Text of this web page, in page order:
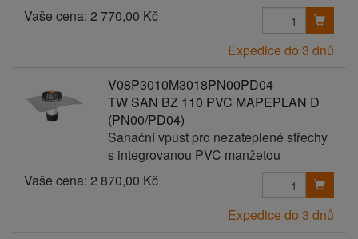
Vaše cena: 2 770,00 Kč
Expedice do 3 dnů
V08P3010M3018PN00PD04
TW SAN BZ 110 PVC MAPEPLAN D
(PN00/PD04)
Sanační vpust pro nezateplené střechy
s integrovanou PVC manžetou
Vaše cena: 2 870,00 Kč
Expedice do 3 dnů